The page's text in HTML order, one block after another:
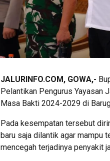
JALURINFO.COM, GOWA,-
Pelantikan Pengurus Yayasan
Masa Bakti 2024-2029 di
Pada kesempatan tersebut
baru saja dilantik agar mampu
mencegah terjadinya penyakit